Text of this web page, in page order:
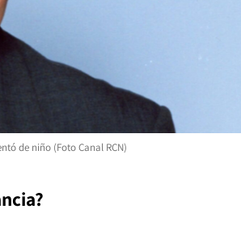
de niño (Foto Canal RCN)